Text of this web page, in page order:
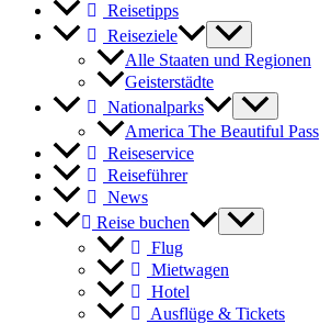
Reisetipps
Reiseziele
Alle Staaten und Regionen
Geisterstädte
Nationalparks
America The Beautiful Pass
Reiseservice
Reiseführer
News
Reise buchen
Flug
Mietwagen
Hotel
Ausflüge & Tickets